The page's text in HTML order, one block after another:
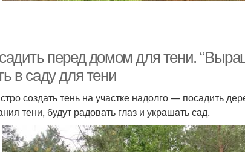
перед домом для тени.
в саду для тени
создать тень на участке надолго — посадить
тени, будут радовать глаз и украшать сад.